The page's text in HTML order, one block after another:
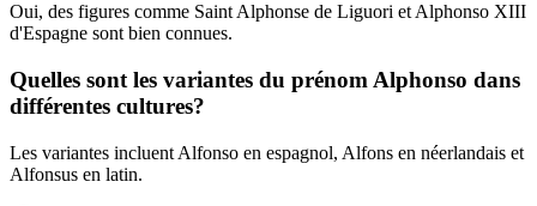
Oui, des figures comme Saint Alphonse de Liguori et Alphonso XIII
d'Espagne sont bien connues.
Quelles sont les variantes du prénom Alphonso dans
différentes cultures?
Les variantes incluent Alfonso en espagnol, Alfons en néerlandais et
Alfonsus en latin.